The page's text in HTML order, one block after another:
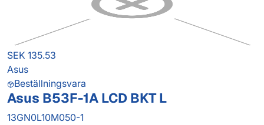
SEK 135.53
Asus
Beställningsvara
Asus B53F-1A LCD BKT L
13GN0L10M050-1